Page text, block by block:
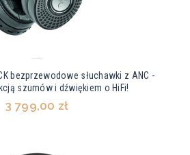
bezprzewodowe słuchawki z ANC -
szumów i dźwiękiem o HiFi!
3 799,00 zł